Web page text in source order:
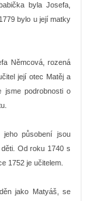
byla Josefa,
bylo u její matky
Němcová, rozená
její otec Matěj a
jsme podrobnosti o
působení jsou
Od roku 1740 s
1752 je učitelem.
jako Matyáš, se